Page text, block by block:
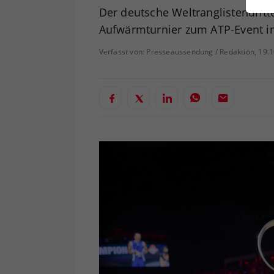
Der deutsche
Aufwärmturnier zum ATP-Event
Verfasst von: Presseaussendung / Redaktion,